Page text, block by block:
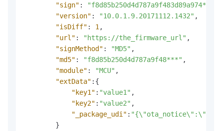
"sign" : "f8d85b250d4d787a9f483d89a974***"
"version" : "10.0.1.9.20171112.1432" ,
"isDiff" : 1 ,
"url" : "https://the_firmware_url" ,
"signMethod" : "MD5" ,
"md5" : "f8d85b250d4d787a9f48***" ,
"module" : "MCU" ,
"extData" : {
"key1" : "value1" ,
"key2" : "value2" ,
"_package_udi" : "{\"ota_notice\":\"升级底
}